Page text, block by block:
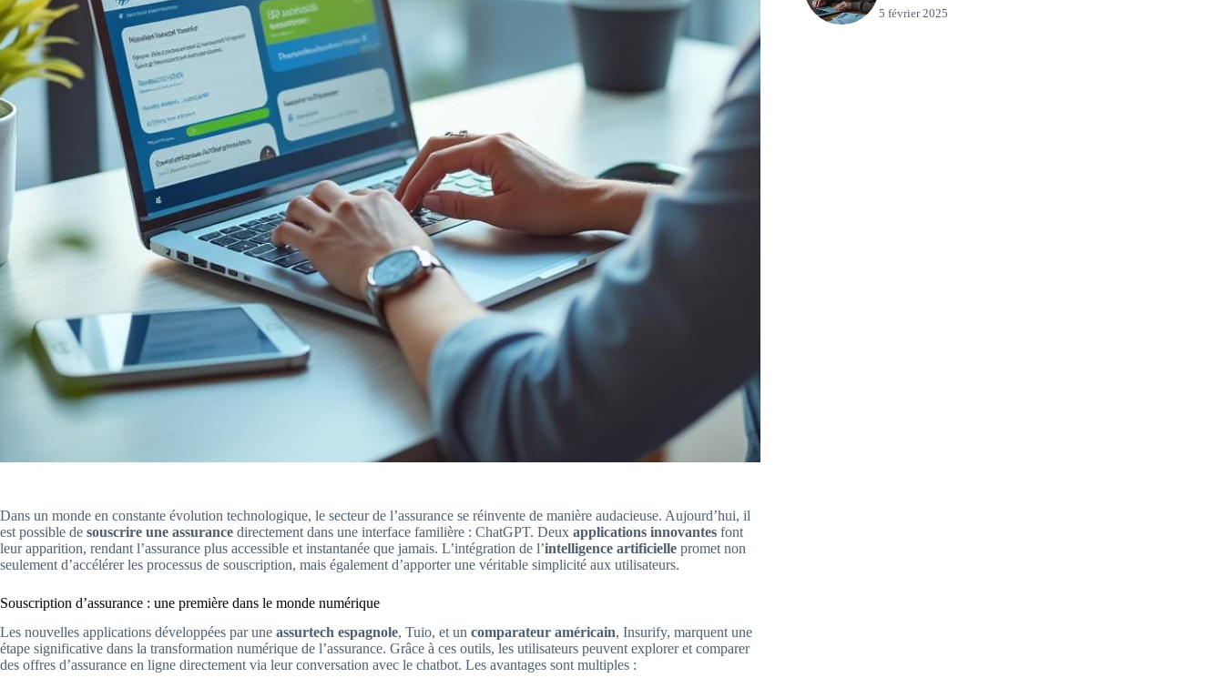
Dans un monde en constante évolution technologique, le secteur de l’assurance se réinvente de manière audacieuse. Aujourd’hui, il
est possible de souscrire une assurance directement dans une interface familière : ChatGPT. Deux applications innovantes font
leur apparition, rendant l’assurance plus accessible et instantanée que jamais. L’intégration de l’intelligence artificielle promet non
seulement d’accélérer les processus de souscription, mais également d’apporter une véritable simplicité aux utilisateurs.
Souscription d’assurance : une première dans le monde numérique
Les nouvelles applications développées par une assurtech espagnole, Tuio, et un comparateur américain, Insurify, marquent une
étape significative dans la transformation numérique de l’assurance. Grâce à ces outils, les utilisateurs peuvent explorer et comparer
des offres d’assurance en ligne directement via leur conversation avec le chatbot. Les avantages sont multiples :
5 février 2025